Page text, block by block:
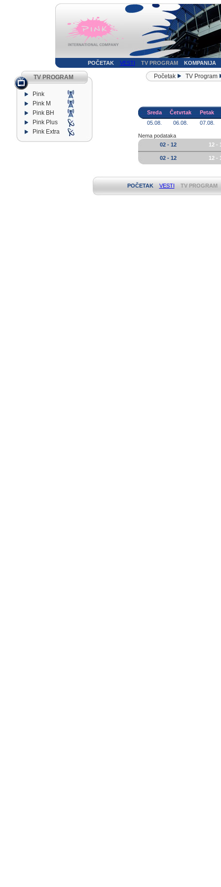
POČETAK VESTI TV PROGRAM KOMPANIJA
TV PROGRAM
Pink
Pink M
Pink BH
Pink Plus
Pink Extra
Početak TV Program
Sreda Četvrtak
Petak
05.08.
06.08. 07.08.
Nema podataka
02 - 12
12 -
02 - 12 12 -
POČETAK VESTI TV PROGRAM